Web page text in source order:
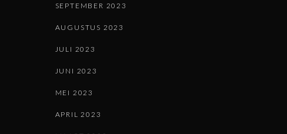
SEPTEMBER 2023
AUGUSTUS 2023
JULI 2023
JUNI 2023
MEI 2023
APRIL 2023